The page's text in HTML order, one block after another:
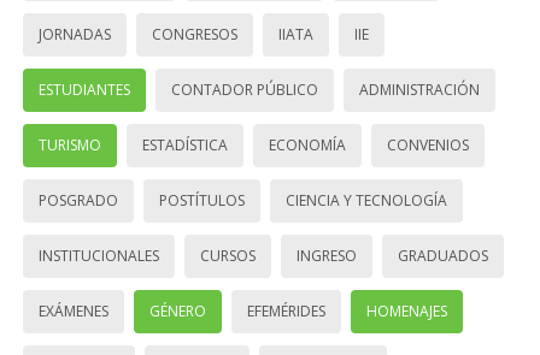
JORNADAS CONGRESOS IIATA IIE
ESTUDIANTES CONTADOR PÚBLICO ADMINISTRACIÓN
TURISMO ESTADÍSTICA ECONOMÍA CONVENIOS
POSGRADO POSTÍTULOS CIENCIA Y TECNOLOGÍA
INSTITUCIONALES CURSOS INGRESO GRADUADOS
EXÁMENES GÉNERO EFEMÉRIDES HOMENAJES